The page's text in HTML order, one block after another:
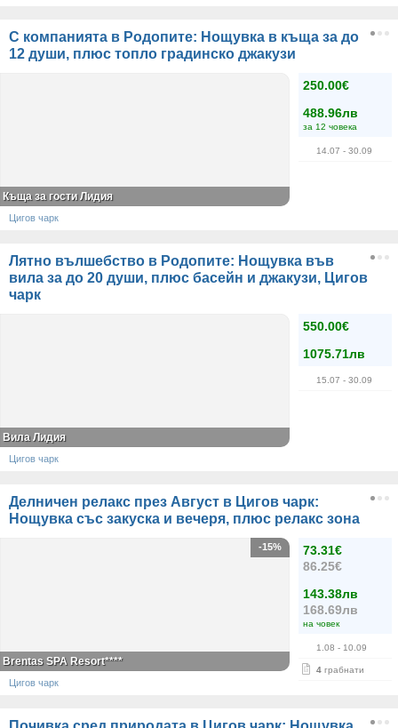
С компанията в Родопите: Нощувка в къща за до
12 души, плюс топло градинско джакузи
250.00€
488.96лв
за 12 човека
14.07 - 30.09
Къща за гости Лидия
Цигов чарк
Лятно вълшебство в Родопите: Нощувка във
вила за до 20 души, плюс басейн и джакузи, Цигов
чарк
550.00€
1075.71лв
15.07 - 30.09
Вила Лидия
Цигов чарк
Делничен релакс през Август в Цигов чарк:
Нощувка със закуска и вечеря, плюс релакс зона
73.31€
86.25€
143.38лв
168.69лв
на човек
1.08 - 10.09
4 грабнати
-15%
Brentas SPA Resort****
Цигов чарк